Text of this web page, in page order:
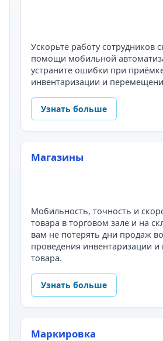
Ускорьте работу сотрудников
помощи мобильной
устраните ошибки при
инвентаризации и
Узнать больше
Магазины
Мобильность, точность и
товара в торговом зале и на
вам не потерять дни продаж
проведения инвентаризации
товара.
Узнать больше
Маркировка